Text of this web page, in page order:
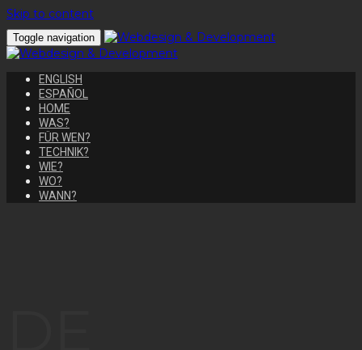
Skip to content
Toggle navigation
ENGLISH
ESPAÑOL
HOME
WAS?
FÜR WEN?
TECHNIK?
WIE?
WO?
WANN?